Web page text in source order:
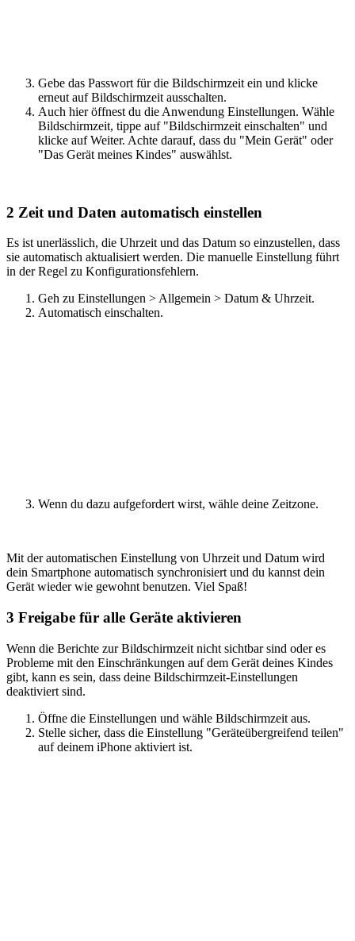
Gebe das Passwort für die Bildschirmzeit ein und klicke
erneut auf Bildschirmzeit ausschalten.
Auch hier öffnest du die Anwendung Einstellungen. Wähle
Bildschirmzeit, tippe auf "Bildschirmzeit einschalten" und
klicke auf Weiter. Achte darauf, dass du "Mein Gerät" oder
"Das Gerät meines Kindes" auswählst.
2 Zeit und Daten automatisch einstellen
Es ist unerlässlich, die Uhrzeit und das Datum so einzustellen, dass
sie automatisch aktualisiert werden. Die manuelle Einstellung führt
in der Regel zu Konfigurationsfehlern.
Geh zu Einstellungen > Allgemein > Datum & Uhrzeit.
Automatisch einschalten.
Wenn du dazu aufgefordert wirst, wähle deine Zeitzone.
Mit der automatischen Einstellung von Uhrzeit und Datum wird
dein Smartphone automatisch synchronisiert und du kannst dein
Gerät wieder wie gewohnt benutzen. Viel Spaß!
3 Freigabe für alle Geräte aktivieren
Wenn die Berichte zur Bildschirmzeit nicht sichtbar sind oder es
Probleme mit den Einschränkungen auf dem Gerät deines Kindes
gibt, kann es sein, dass deine Bildschirmzeit-Einstellungen
deaktiviert sind.
Öffne die Einstellungen und wähle Bildschirmzeit aus.
Stelle sicher, dass die Einstellung "Geräteübergreifend teilen"
auf deinem iPhone aktiviert ist.